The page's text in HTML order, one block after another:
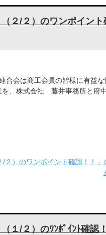
２/２）のワンポイント
合会は商工会員の皆様に有益な
を、株式会社 藤井事務所と府
）のワンポイント確認！！」
/２）のﾜﾝﾎﾟｲﾝﾄ確認